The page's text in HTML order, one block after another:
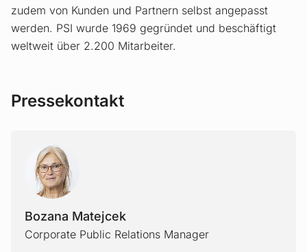
zudem von Kunden und Partnern selbst angepasst
werden. PSI wurde 1969 gegründet und beschäftigt
weltweit über 2.200 Mitarbeiter.
Pressekontakt
BOZAN
Bozana Matejcek
Corporate Public Relations Manager